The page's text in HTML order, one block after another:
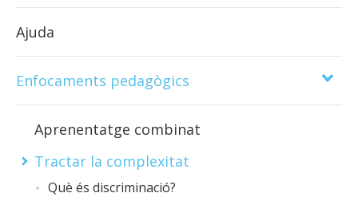
Ajuda
Enfocaments pedagògics
Aprenentatge combinat
Tractar la complexitat
Què és discriminació?